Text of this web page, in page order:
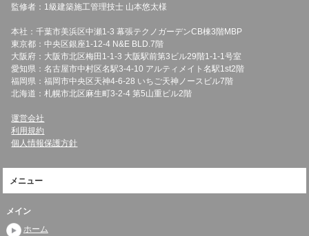
監修者：1級建築施工管理技士 山本悠太様
本社：千葉市美浜区中瀬1-3 幕張テクノガーデンCB棟3階MBP
東京都：中央区銀座1-12-4 N&E BLD.7階
大阪府：大阪市北区梅田1-1-3 大阪駅前第3ビル29階1-1-1号室
愛知県：名古屋市中村区名駅3-4-10 アルティメイト名駅1st2階
福岡県：福岡市中央区天神4-6-28 いちご天神ノースビル7階
北海道：札幌市北区麻生町3-2-4 第5山重ビル2階
運営会社
利用規約
個人情報保護方針
メニュー
メイン
ホーム